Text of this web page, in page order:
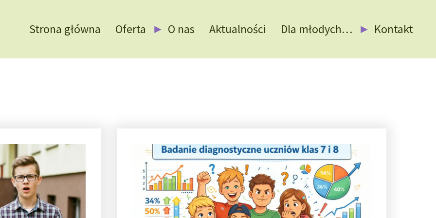
Strona główna Oferta O nas Aktualności Dla młodych… Kontakt